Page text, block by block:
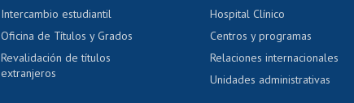
Mi Uchile Ayuda tecnológica Tarjeta TUI
Intercambio estudiantil
Oficina de Títulos y Grados
Revalidación de títulos
extranjeros
Hospital Clínico
Centros y programas
Relaciones internacionales
Unidades administrativas